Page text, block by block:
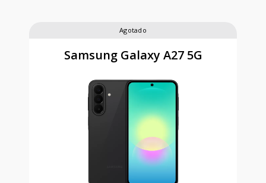
Agotado
Samsung Galaxy A27 5G